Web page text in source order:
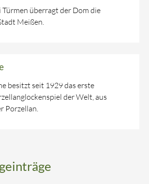
überragt der Dom die
Meißen.
besitzt seit 1929 das erste
der Welt, aus
Porzellan.